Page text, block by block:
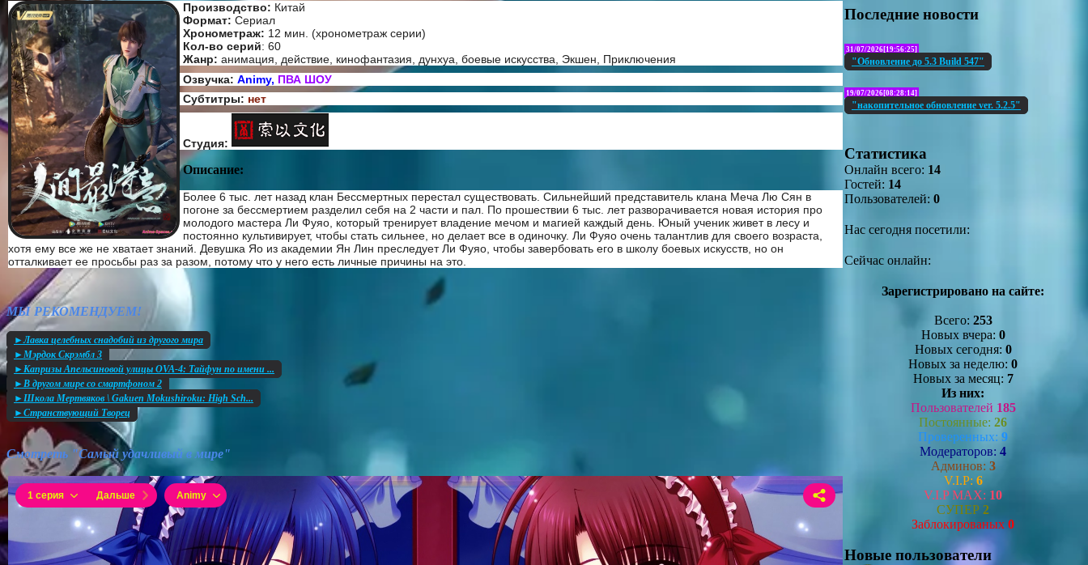
Производство: Китай
Формат: Сериал
Хронометраж: 12 мин. (хронометраж серии)
Кол-во серий: 60
Жанр: анимация, действие, кинофантазия, дунхуа, боевые искусства, Экшен, Приключения
Озвучка: Animy, ПВА ШОУ
Субтитры: нет
Студия:
Описание:
Более 6 тыс. лет назад клан Бессмертных перестал существовать. Сильнейший представитель клана Меча Лю Сян в
погоне за бессмертием разделил себя на 2 части и пал. По прошествии 6 тыс. лет разворачивается новая история про
молодого мастера Ли Фуяо, который тренирует владение мечом и магией каждый день. Юный ученик живет в лесу и
постоянно культивирует, чтобы стать сильнее, но делает все в одиночку. Ли Фуяо очень талантлив для своего возраста,
хотя ему все же не хватает знаний. Девушка Яо из академии Ян Лин преследует Ли Фуяо, чтобы завербовать его в школу боевых искусств, но он
отталкивает ее просьбы раз за разом, потому что у него есть личные причины на это.
МЫ РЕКОМЕНДУЕМ!
►Лавка целебных снадобий из другого мира
►Мэрдок Скрэмбл 3
►Капризы Апельсиновой улицы OVA-4: Тайфун по имени ...
►В другом мире со смартфоном 2
►Школа Мертвяков \ Gakuen Mokushiroku: High Sch...
►Странствующий Творец
Смотреть "Самый удачливый в мире"
Последние новости
31/07/2026[19:56:25]
"Обновление до 5.3 Build 547"
19/07/2026[08:28:14]
"накопительное обновление ver. 5.2.5"
Статистика
Онлайн всего: 14
Гостей: 14
Пользователей: 0
Нас сегодня посетили:
Сейчас онлайн:
Зарегистрировано на сайте:
Всего: 253
Новых вчера: 0
Новых сегодня: 0
Новых за неделю: 0
Новых за месяц: 7
Из них:
Пользователей 185
Постоянные: 26
Проверенных: 9
Модераторов: 4
Админов: 3
V.I.P: 6
V.I.P MAX: 10
СУПЕР 2
Заблокированых 0
Новые пользователи